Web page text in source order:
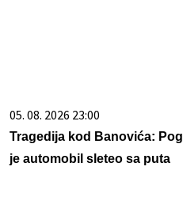
05. 08. 2026 23:00
Tragedija kod Banovića:
je automobil sleteo sa puta